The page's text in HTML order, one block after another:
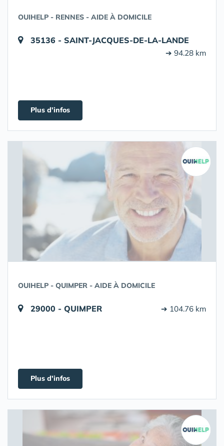
OUIHELP - RENNES - AIDE À DOMICILE
35136 - SAINT-JACQUES-DE-LA-LANDE
➔ 94.28 km
Plus d'infos
OUIHELP - QUIMPER - AIDE À DOMICILE
29000 - QUIMPER ➔ 104.76 km
Plus d'infos